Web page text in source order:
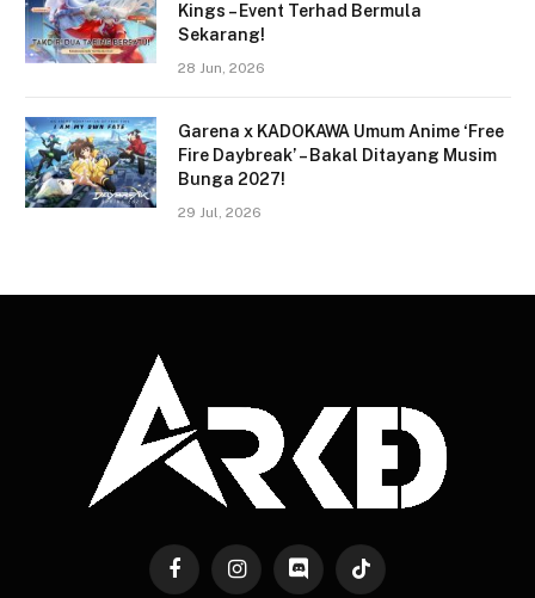
Kings – Event Terhad Bermula
Sekarang!
28 Jun, 2026
Garena x KADOKAWA Umum Anime ‘Free
Fire Daybreak’ – Bakal Ditayang Musim
Bunga 2027!
29 Jul, 2026
FacebookInstagramDiscord TikTok